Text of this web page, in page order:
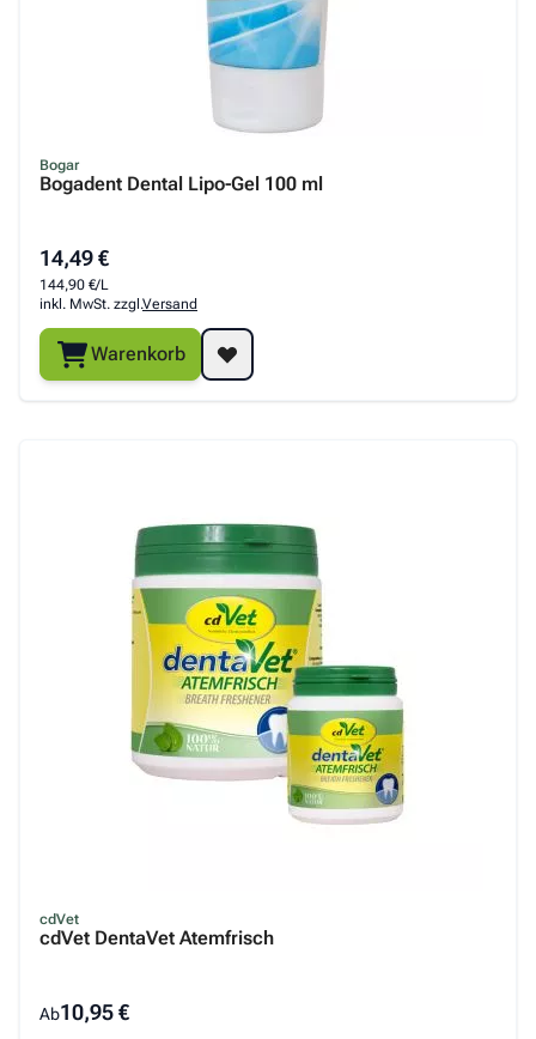
Bogar
Bogadent Dental Lipo-Gel 100 ml
14,49 €
144,90 €/L
inkl. MwSt. zzgl.Versand
Warenkorb
cdVet
cdVet DentaVet Atemfrisch
Ab10,95 €